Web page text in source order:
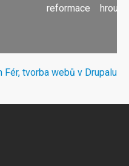
reformace
hrou
Fér, tvorba webů v Drupalu